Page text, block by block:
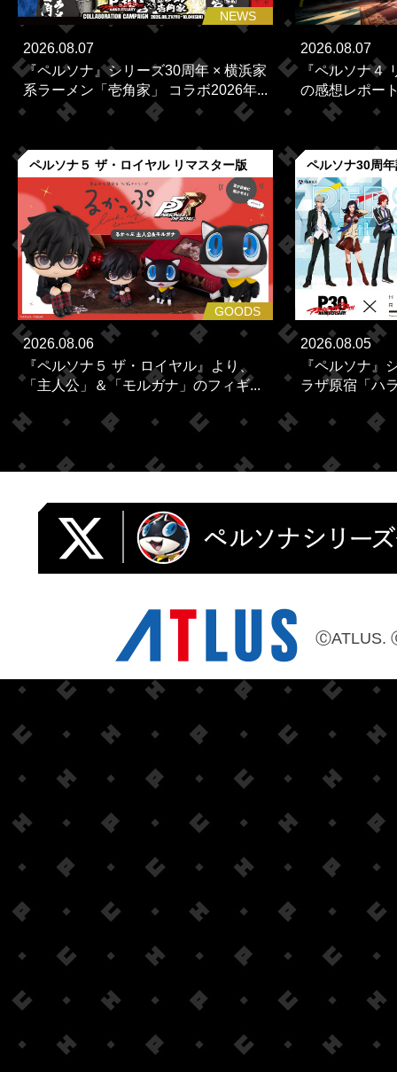
NEWS
2026.08.07
『ペルソナ』シリーズ30周年 × 横浜家
系ラーメン「壱角家」 コラボ2026年...
2026.08.07
『ペルソナ４
の感想レポー
ペルソナ５ ザ・ロイヤル リマスター版
GOODS
2026.08.06
『ペルソナ５ ザ・ロイヤル』より、
「主人公」＆「モルガナ」のフィギ...
ペルソナ30周
2026.08.05
『ペルソナ』
ラザ原宿「ハ
ⒸATLUS.